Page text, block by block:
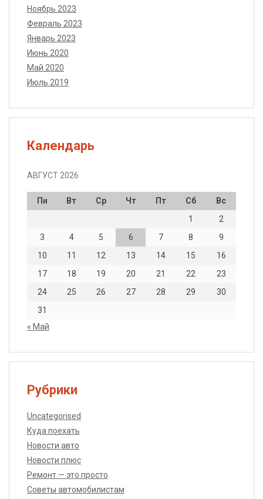
Ноябрь 2023
Февраль 2023
Январь 2023
Июнь 2020
Май 2020
Июль 2019
Календарь
АВГУСТ 2026
Пн Вт Ср Чт Пт Сб
Вс
1
2
3
4 5 6 7 8
9
10
11 12 13 14 15
16
17
18 19 20 21 22
23
24
25 26 27 28 29
30
31
« Май
Рубрики
Uncategorised
Куда поехать
Новости авто
Новости плюс
Ремонт — это просто
Советы автомобилистам